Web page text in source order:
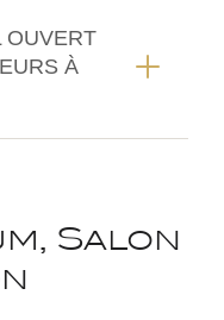
OUVERT
À
Salon